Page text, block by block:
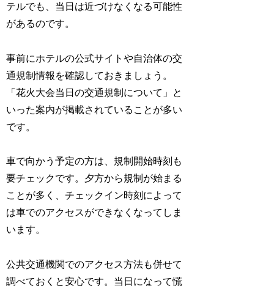
テルでも、当日は近づけなくなる可能性
があるのです。
事前にホテルの公式サイトや自治体の交
通規制情報を確認しておきましょう。
「花火大会当日の交通規制について」と
いった案内が掲載されていることが多い
です。
車で向かう予定の方は、規制開始時刻も
要チェックです。夕方から規制が始まる
ことが多く、チェックイン時刻によって
は車でのアクセスができなくなってしま
います。
公共交通機関でのアクセス方法も併せて
調べておくと安心です。当日になって慌